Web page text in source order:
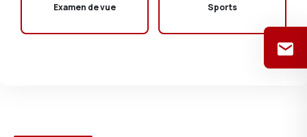
Examen de vue Sports